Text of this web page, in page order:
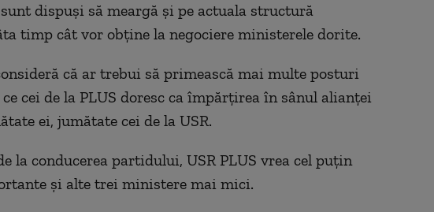
dispuși să meargă și pe actuala structură
timp cât vor obține la negociere ministerele dorite.
că ar trebui să primească mai multe posturi
cei de la PLUS doresc ca împărțirea în sânul alianței
ei, jumătate cei de la USR.
la conducerea partidului, USR PLUS vrea cel puțin
și alte trei ministere mai mici.